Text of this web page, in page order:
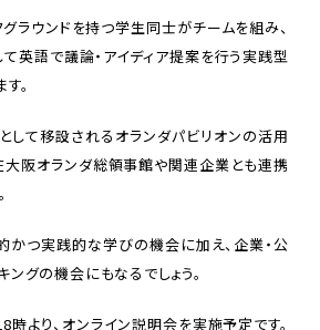
グラウンドを持つ学生同士がチームを組み、
英語で議論・アイディア提案を行う実践型
。
して移設されるオランダパビリオンの活用
大阪オランダ総領事館や関連企業とも連携
かつ実践的な学びの機会に加え、企業・公
グの機会にもなるでしょう。
時より、オンライン説明会を実施予定です。